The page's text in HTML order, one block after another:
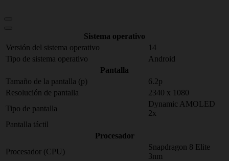
Sistema operativo
Versión del sistema operativo
14
Tipo de sistema operativo
Android
Pantalla
Tamaño de la pantalla (p)
6.2p
Resolución de pantalla
2340 x 1080
Tipo de pantalla
Dynamic AMOLED
2x
Pantalla táctil
Procesador
Procesador (CPU)
Snapdragon 8 Elite
3nm